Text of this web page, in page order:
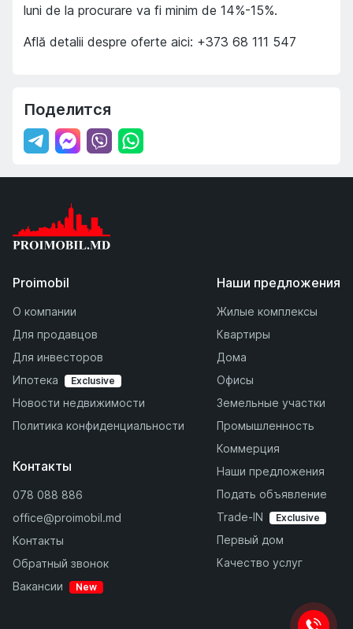
luni de la procurare va fi minim de 14%-15%.
Află detalii despre oferte aici: +373 68 111 547
Поделится
Proimobil
О компании
Для продавцов
Для инвесторов
Ипотека
Exclusive
Новости недвижимости
Политика конфиденциальности
Наши предложения
Жилые комплексы
Квартиры
Дома
Офисы
Земельные участки
Промышленность
Коммерция
Наши предложения
Подать объявление
Trade-IN
Exclusive
Первый дом
Качество услуг
Контакты
078 088 886
office@proimobil.md
Контакты
Обратный звонок
Вакансии
New